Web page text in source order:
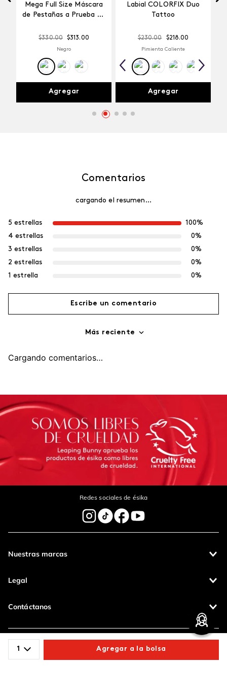
1 Agregar a la bolsa
Mega Full Size Máscara
de Pestañas a Prueba de
$330.00 $313.00
Negro
Agregar
Labial COLORFIX Duo
Tattoo
$230.00 $218.00
Pimienta Caliente
Agregar
Comentarios
cargando el resumen…
5 estrellas
100%
4 estrellas
0%
3 estrellas
0%
2 estrellas
0%
1 estrella
0%
Escribe un comentario
Título
Tu nombre
Dirección de email
Más reciente
Cargando comentarios…
Redes sociales de ésika
Nuestras marcas
Legal
Contáctanos
Pagos 100%
seguros
Entregas a todo
el país